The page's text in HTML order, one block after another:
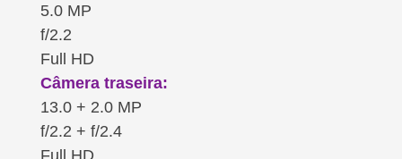
5.0 MP
f/2.2
Full HD
Câmera traseira:
13.0 + 2.0 MP
f/2.2 + f/2.4
Full HD